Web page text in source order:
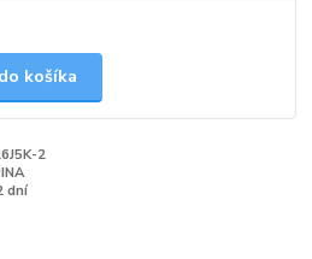
košíka
2
dní